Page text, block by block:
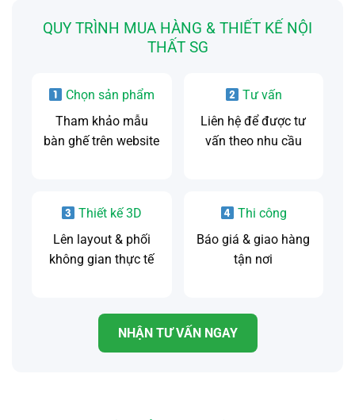
QUY TRÌNH MUA HÀNG & THIẾT KẾ NỘI
THẤT SG
Chọn sản phẩm
Tham khảo mẫu
bàn ghế trên website
Tư vấn
Liên hệ để được tư
vấn theo nhu cầu
Thiết kế 3D
Lên layout & phối
không gian thực tế
Thi công
Báo giá & giao hàng
tận nơi
NHẬN TƯ VẤN NGAY